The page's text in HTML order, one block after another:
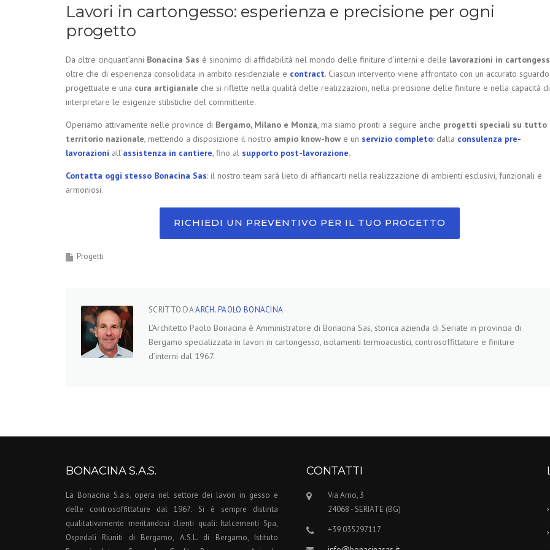
Lavori in cartongesso: esperienza e precisione per ogni
progetto
Da oltre cinquant’anni Bonacina Sas è sinonimo di affidabilità nel mondo delle finiture d’interni e delle lavorazioni in
oltre che di esperienza consolidata in ambito residenziale e contract. Ciascun intervento viene affrontato con un accurato sguardo
progettuale e una cura artigianale che si riflette nella qualità delle realizzazioni, nella precisione delle finiture e nella capacità di
interpretare le esigenze stilistiche del committente.
Operiamo attivamente nelle province di Bergamo, Milano e Monza, ma siamo pronti a seguire anche progetti speciali su tutto
territorio nazionale, mettendo a disposizione il nostro ampio know-how e un servizio completo: dalla consulenza pre-
lavorazioni all’assistenza in cantiere, fino al supporto post-lavorazione.
Contatta oggi stesso Bonacina Sas: il nostro team sarà lieto di affiancarti nella realizzazione di ambienti esclusivi, funzionali e
armoniosi.
RICHIEDI UN PREVENTIVO PER IL TUO PROGETTO
Progetti
SCRITTO DAARCH. PAOLO BONACINA
L’Architetto Paolo Bonacina è Amministratore di Bonacina Sas, storica azienda di Seriate in provincia di
Bergamo specializzata in lavori in cartongesso, isolamenti termoacustici, controsoffittature e finiture
d’interni dal 1967.
BONACINA S.A.S.
La Bonacina S.a.s. opera nel settore dei lavori in gesso e
delle controsoffittature dal 1967. Si è sempre distinta
qualitativamente meritandosi clienti quali: Italcementi Spa,
Ospedali Riuniti di Bergamo, A.S.L. di Bergamo, Istituto
CONTATTI
Via Arno, 3
24068 - SERIATE (BG)
+39 035297117